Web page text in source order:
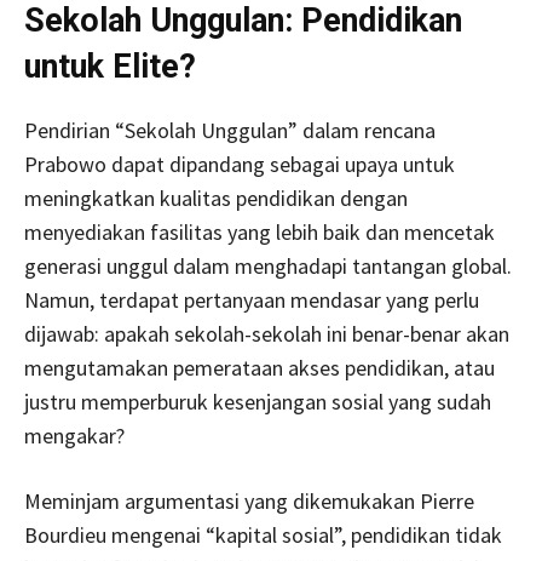
Sekolah Unggulan: Pendidikan
untuk Elite?
Pendirian “Sekolah Unggulan” dalam rencana
Prabowo dapat dipandang sebagai upaya untuk
meningkatkan kualitas pendidikan dengan
menyediakan fasilitas yang lebih baik dan mencetak
generasi unggul dalam menghadapi tantangan global.
Namun, terdapat pertanyaan mendasar yang perlu
dijawab: apakah sekolah-sekolah ini benar-benar akan
mengutamakan pemerataan akses pendidikan, atau
justru memperburuk kesenjangan sosial yang sudah
mengakar?
Meminjam argumentasi yang dikemukakan Pierre
Bourdieu mengenai “kapital sosial”, pendidikan tidak